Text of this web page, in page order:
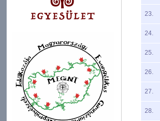
23.
24.
25.
26.
27.
28.